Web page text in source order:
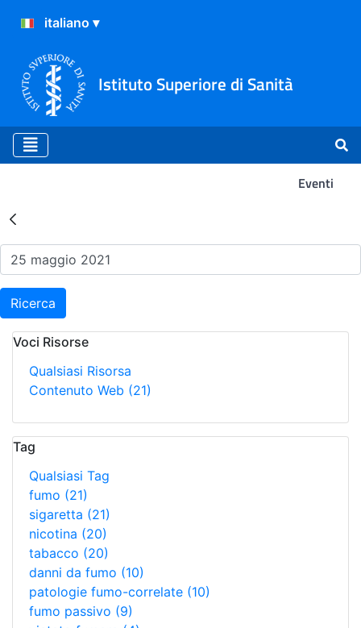
Istituto Superiore di Sanità
Eventi
Risultati della Ricerca -
Ricerca
Voci Risorse
Qualsiasi Risorsa
Contenuto Web (21)
Tag
Qualsiasi Tag
fumo (21)
sigaretta (21)
nicotina (20)
tabacco (20)
danni da fumo (10)
patologie fumo-correlate (10)
fumo passivo (9)